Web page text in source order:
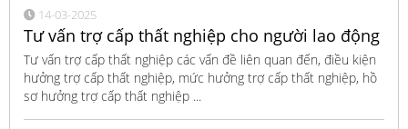
14-03-2025
Tư vấn trợ cấp thất nghiệp cho người lao động
Tư vấn trợ cấp thất nghiệp các vấn đề liên quan đến, điều kiện
hưởng trợ cấp thất nghiệp, mức hưởng trợ cấp thất nghiệp, hồ
sơ hưởng trợ cấp thất nghiệp ...